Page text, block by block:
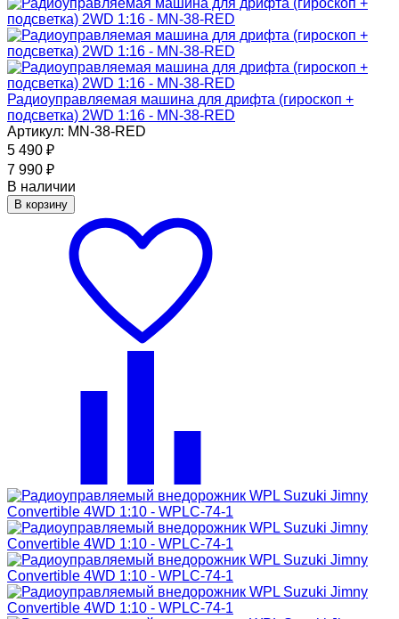
Радиоуправляемая машина для дрифта (гироскоп +
подсветка) 2WD 1:16 - MN-38-RED
Артикул: MN-38-RED
5 490 ₽
7 990 ₽
В наличии
В корзину